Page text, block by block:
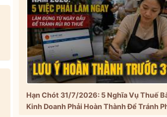
Hạn Chót 31/7/2026: 5 Nghĩa Vụ Thuế
Kinh Doanh Phải Hoàn Thành Để Tránh